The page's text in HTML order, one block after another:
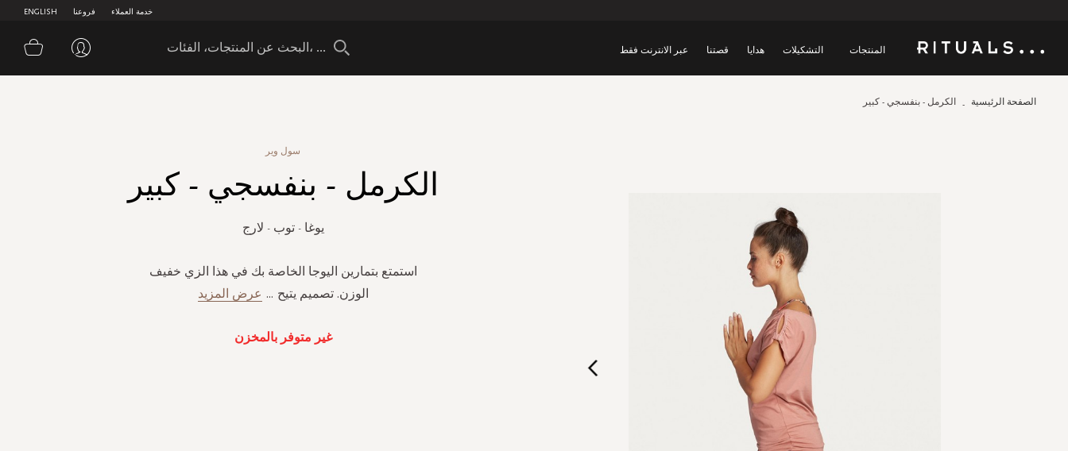
ENGLISH فروعنا خدمة العملاء
المنتجات التشكيلات هدايا قصتنا عبر الانترنت فقط سلة
الصفحة الرئيسية الكرمل - بنفسجي - كبير
سول وير
الكرمل - بنفسجي - كبير
يوغا - توب - لارج
استمتع بتمارين اليوجا الخاصة بك في هذا الزي خفيف
الوزن. تصميم يتيح ... عرض المزيد
غير متوفر بالمخزن